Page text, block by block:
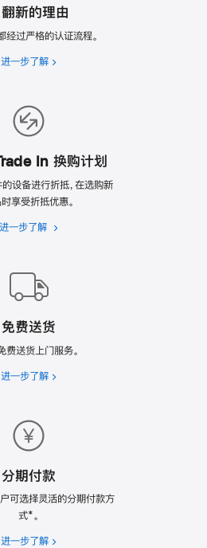
to
go
the
新的理由
经过严格的认证流程。
进一步了解 选
In 换购计划
设备进行折抵，在选购新
享受折抵优惠。
进一步了解
Apple
划
免费送货
费送货上门服务。
进一步了解 免
分期付款
可选择灵活的分期付款方
式*。
进一步了解 分